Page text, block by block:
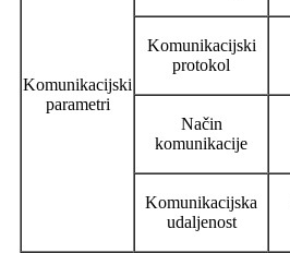
Komunikacijski
parametri
Komunikacijski
protokol
Način
komunikacije
Komunikacijska
udaljenost